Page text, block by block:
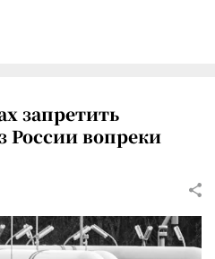
запретить
России вопреки